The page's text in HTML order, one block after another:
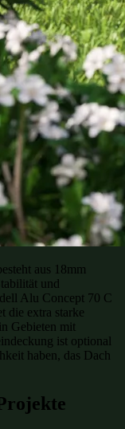
aus 18mm
und
Alu Concept 70 C
die extra starke
Gebieten mit
ist optional
haben, das Dach